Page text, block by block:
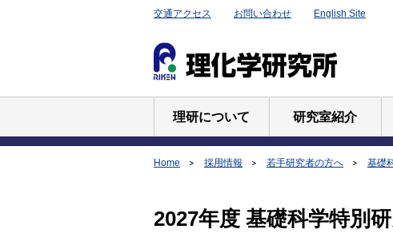
交通アクセス お問い合わせ English Site
理研について 研究室紹介
Home 採用情報 若手研究者の方へ 基礎
2027年度 基礎科学特別